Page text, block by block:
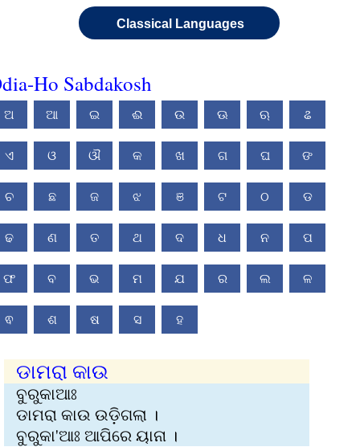
Classical Languages
Ho Sabdakosh
ଅ ଆ ଇ ଈ ଉ ଊ ଋ ଌ
ଏ ଓ ଔ କ ଖ ଗ ଘ ଙ
ଚ ଛ ଜ ଝ ଞ ଟ ଠ ଡ
ଢ ଣ ତ ଥ ଦ ଧ ନ ପ
ଫ ବ ଭ ମ ଯ ର ଲ ଳ
ଵ ଶ ଷ ସ ହ
ଡାମରା କାଉ
ବୁରୁକାଆଃ
ଡାମରା କାଉ ଉଡ଼ିଗଲା ।
ବୁରୁକା'ଆଃ ଆପିରେ ୟାନା ।